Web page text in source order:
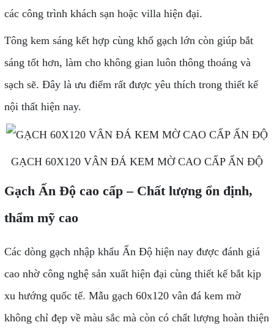
các công trình khách sạn hoặc villa hiện đại.
Tông kem sáng kết hợp cùng khổ gạch lớn còn giúp bắt
sáng tốt hơn, làm cho không gian luôn thông thoáng và
sạch sẽ. Đây là ưu điểm rất được yêu thích trong thiết kế
nội thất hiện nay.
GẠCH 60X120 VÂN ĐÁ KEM MỜ CAO CẤP ẤN ĐỘ
Gạch Ấn Độ cao cấp – Chất lượng ổn định,
thẩm mỹ cao
Các dòng gạch nhập khẩu Ấn Độ hiện nay được đánh giá
cao nhờ công nghệ sản xuất hiện đại cùng thiết kế bắt kịp
xu hướng quốc tế. Mẫu gạch 60x120 vân đá kem mờ
không chỉ đẹp về màu sắc mà còn có chất lượng hoàn thiện